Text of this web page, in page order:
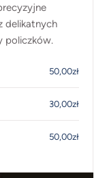
delikatnych
policzków.
50,00zł
30,00zł
50,00zł